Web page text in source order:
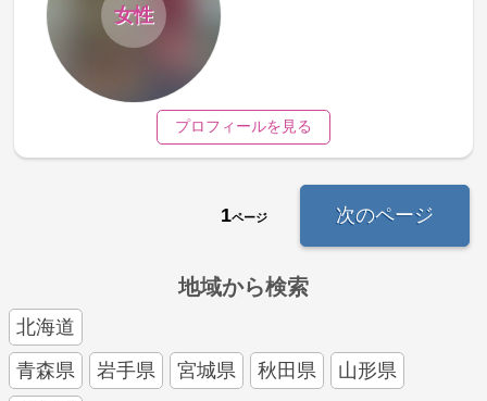
女性
プロフィールを見る
1ページ 次のページ
地域から検索
北海道
青森県
岩手県 宮城県 秋田県
山形県